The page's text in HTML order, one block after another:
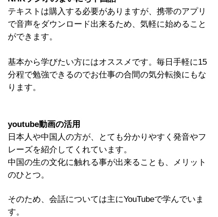
テキストは購入する必要がありますが、携帯のアプリ
で音声をダウンロード出来るため、気軽に始めること
ができます。
基本から学びたい方にはオススメです。毎日手軽に15
分程で勉強できるのでお仕事の合間の気分転換にもな
ります。
youtube動画の活用
日本人や中国人の方が、とても分かりやすく発音やフ
レーズを紹介してくれています。
中国の生の文化に触れる事が出来ることも、メリット
のひとつ。
そのため、会話については主にYouTubeで学んでいま
す。